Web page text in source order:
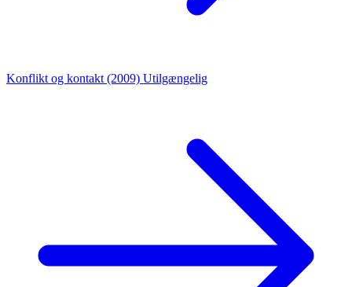
Konflikt og kontakt (2009) Utilgængelig